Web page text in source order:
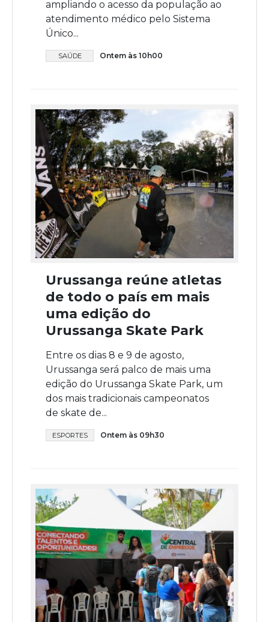
ampliando o acesso da população ao
atendimento médico pelo Sistema
Único...
SAÚDE Ontem às 10h00
Urussanga reúne atletas
de todo o país em mais
uma edição do
Urussanga Skate Park
Entre os dias 8 e 9 de agosto,
Urussanga será palco de mais uma
edição do Urussanga Skate Park, um
dos mais tradicionais campeonatos
de skate de...
ESPORTES Ontem às 09h30